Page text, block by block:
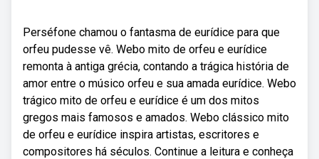
Perséfone chamou o fantasma de eurídice para que
orfeu pudesse vê. Webo mito de orfeu e eurídice
remonta à antiga grécia, contando a trágica história de
amor entre o músico orfeu e sua amada eurídice. Webo
trágico mito de orfeu e eurídice é um dos mitos
gregos mais famosos e amados. Webo clássico mito
de orfeu e eurídice inspira artistas, escritores e
compositores há séculos. Continue a leitura e conheça